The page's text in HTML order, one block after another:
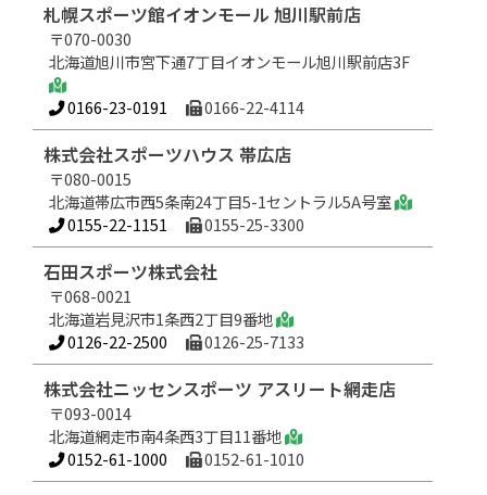
札幌スポーツ館イオンモール 旭川駅前店
〒070-0030
北海道旭川市宮下通7丁目イオンモール旭川駅前店3F
0166-23-0191
0166-22-4114
株式会社スポーツハウス 帯広店
〒080-0015
北海道帯広市西5条南24丁目5-1セントラル5A号室
0155-22-1151
0155-25-3300
石田スポーツ株式会社
〒068-0021
北海道岩見沢市1条西2丁目9番地
0126-22-2500
0126-25-7133
株式会社ニッセンスポーツ アスリート網走店
〒093-0014
北海道網走市南4条西3丁目11番地
0152-61-1000
0152-61-1010